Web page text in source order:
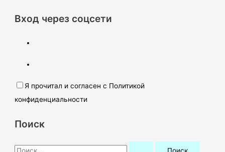
Вход через соцсети
Я прочитал и согласен с Политикой
конфиденциальности
Поиск
П